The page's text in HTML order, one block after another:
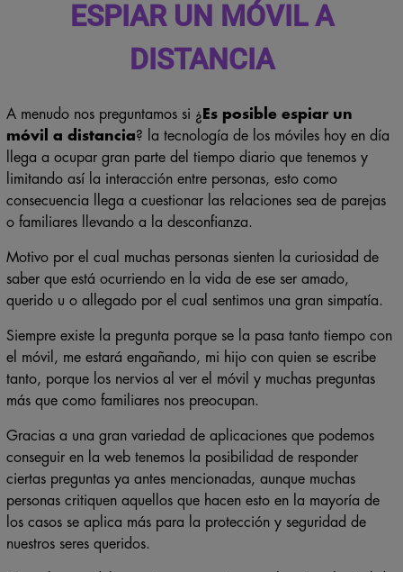
ESPIAR UN MÓVIL A
DISTANCIA
A menudo nos preguntamos si ¿ Es posible espiar un
móvil a distancia? la tecnología de los móviles hoy en día
llega a ocupar gran parte del tiempo diario que tenemos y
limitando así la interacción entre personas, esto como
consecuencia llega a cuestionar las relaciones sea de parejas
o familiares llevando a la desconfianza.
Motivo por el cual muchas personas sienten la curiosidad de
saber que está ocurriendo en la vida de ese ser amado,
querido u o allegado por el cual sentimos una gran simpatía.
Siempre existe la pregunta porque se la pasa tanto tiempo con
el móvil, me estará engañando, mi hijo con quien se escribe
tanto, porque los nervios al ver el móvil y muchas preguntas
más que como familiares nos preocupan.
Gracias a una gran variedad de aplicaciones que podemos
conseguir en la web tenemos la posibilidad de responder
ciertas preguntas ya antes mencionadas, aunque muchas
personas critiquen aquellos que hacen esto en la mayoría de
los casos se aplica más para la protección y seguridad de
nuestros seres queridos.